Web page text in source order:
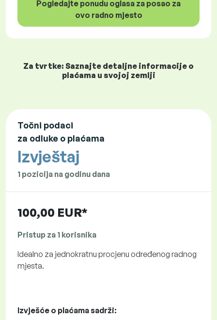
Pogledajte ponudu oglasa za posao za
ovo radno mjesto
Za tvrtke: Saznajte detaljne informacije o
plaćama u svojoj zemlji
Točni podaci
za odluke o plaćama
Izvještaj
1 pozicija na godinu dana
100,00 EUR*
Pristup za 1 korisnika
Idealno za jednokratnu procjenu određenog radnog
mjesta.
Izvješće o plaćama sadrži: